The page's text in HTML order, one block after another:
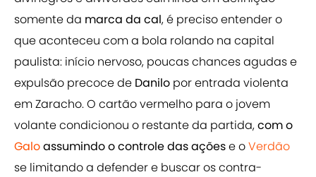
somente da marca da cal, é preciso entender o
que aconteceu com a bola rolando na capital
paulista: início nervoso, poucas chances agudas e
expulsão precoce de Danilo por entrada violenta
em Zaracho. O cartão vermelho para o jovem
volante condicionou o restante da partida,com o
Galoassumindo o controle das açõese oVerdão
se limitando a defender e buscar os contra-